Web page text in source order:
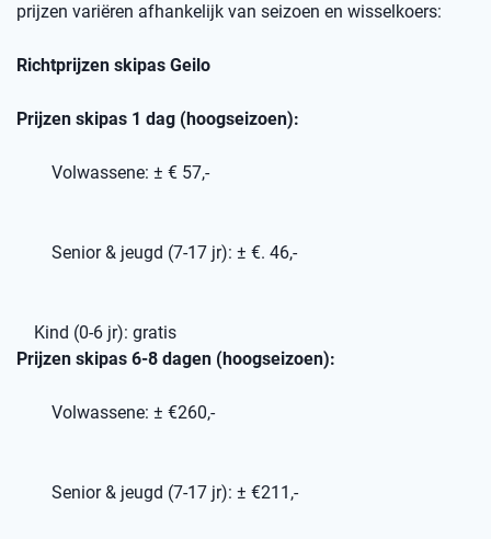
prijzen variëren afhankelijk van seizoen en wisselkoers:
Richtprijzen skipas Geilo
Prijzen skipas 1 dag (hoogseizoen):
Volwassene: ± € 57,-
Senior & jeugd (7-17 jr): ± €. 46,-
Kind (0-6 jr): gratis
Prijzen skipas 6-8 dagen (hoogseizoen):
Volwassene: ± €260,-
Senior & jeugd (7-17 jr): ± €211,-